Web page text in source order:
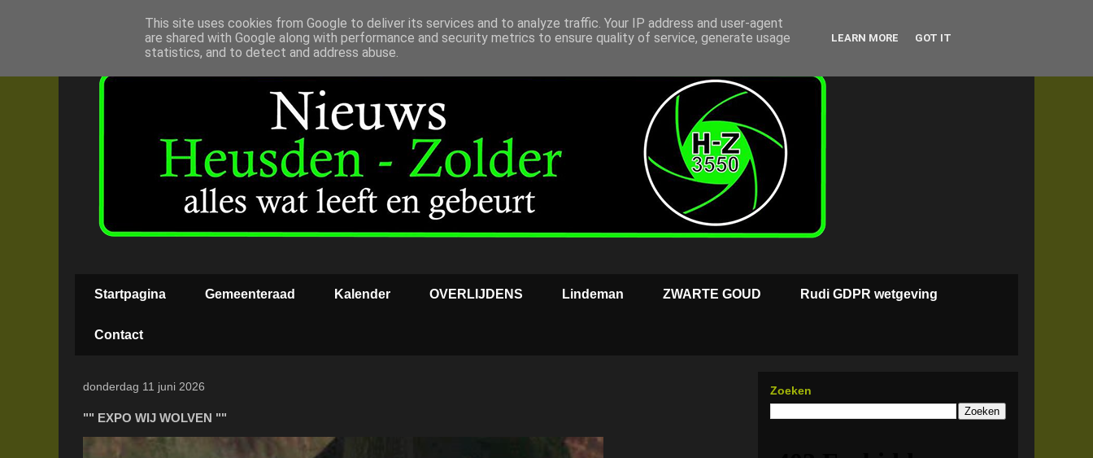
Startpagina Gemeenteraad Kalender OVERLIJDENS Lindeman ZWARTE GOUD Rudi GDPR wetgeving
Contact
donderdag 11 juni 2026
"" EXPO WIJ WOLVEN ""
Zoeken
This site uses cookies from Google to deliver its services and to analyze traffic. Your IP address and user-agent
are shared with Google along with performance and security metrics to ensure quality of service, generate usage
statistics, and to detect and address abuse.
LEARN MORE GOT IT